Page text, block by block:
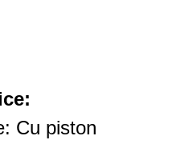
Cu piston